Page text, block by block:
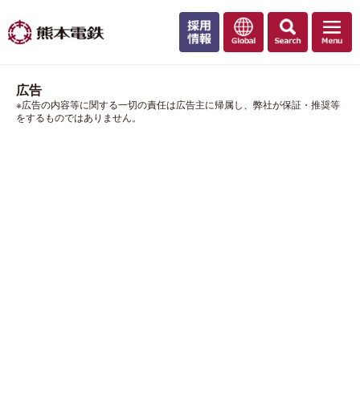
広告
※広告の内容等に関する一切の責任は広告主に帰属し、弊社が保証・推奨等
をするものではありません。